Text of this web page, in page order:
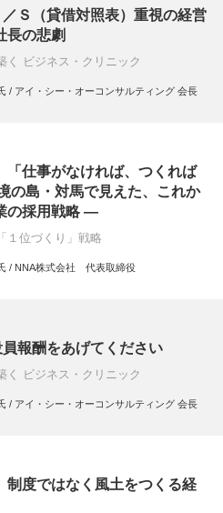
Ｓ（貸借対照表）重視の経営
長の悲劇
く ビジネス・クリニック
/ アイ・シー・オーコンサルティング 会長
仕事がなければ、つくれば
の島・対馬で見えた、これか
の採用戦略 ―
１位づくり」戦略
/ NNA株式会社 代表取締役
報酬をあげてください
く ビジネス・クリニック
/ アイ・シー・オーコンサルティング 会長
度ではなく風土をつくる経